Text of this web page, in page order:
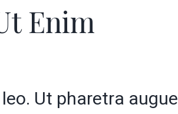
Enim
Ut pharetra augue